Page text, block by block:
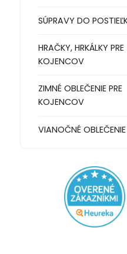
SÚPRAVY DO
HRAČKY, HRKÁLKY PRE
KOJENCOV
ZIMNÉ OBLEČENIE PRE
KOJENCOV
VIANOČNÉ OBLEČENIE